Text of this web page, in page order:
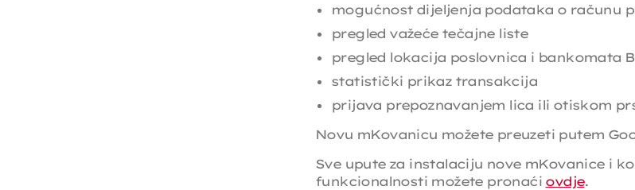
mogućnost dijeljenja podataka o računu
pregled važeće tečajne liste
pregled lokacija poslovnica i bankomata
statistički prikaz transakcija
prijava prepoznavanjem lica ili otiskom
Novu mKovanicu možete preuzeti putem
Sve upute za instalaciju nove mKovanice i
funkcionalnosti možete pronaći ovdje.